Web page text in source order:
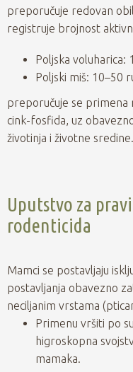
preporučuje redovan
registruje brojnost
Poljska voluharica:
Poljski miš: 10–50
preporučuje se primena
cink-fosfida, uz
životinja i životne sredine.
Uputstvo za
rodenticida
Mamci se postavljaju
postavljanja obavezno
neciljanim vrstama
Primenu vršiti po
higroskopna
mamaka.